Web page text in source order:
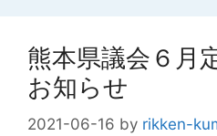
熊本県議会６
お知らせ
2021-06-16 by rikken-